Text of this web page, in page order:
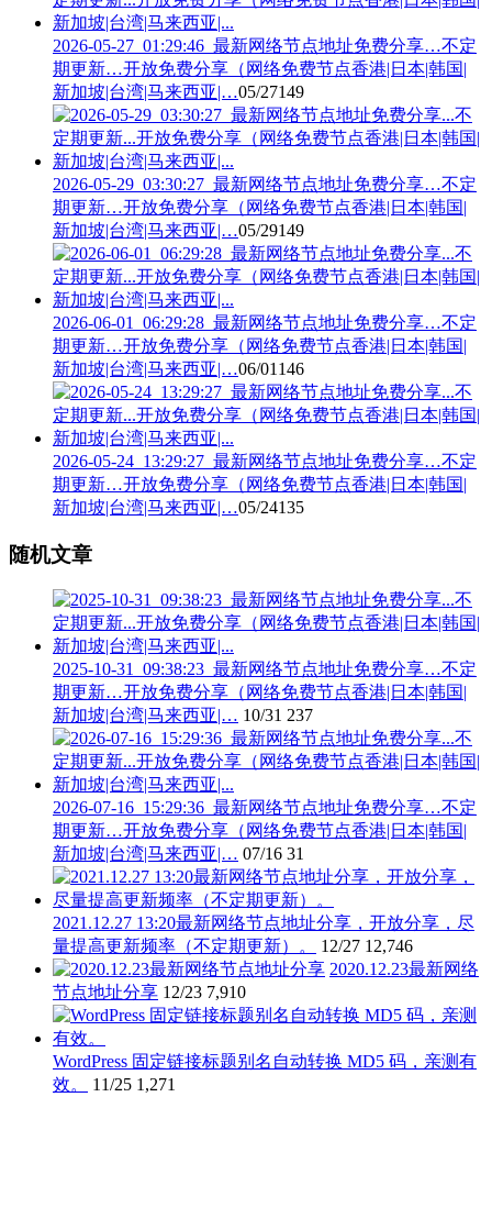
2026-05-27_01:29:46_最新网络节点地址免费分享…不定
期更新…开放免费分享（网络免费节点香港|日本|韩国|
新加坡|台湾|马来西亚|…05/27149
2026-05-29_03:30:27_最新网络节点地址免费分享…不定
期更新…开放免费分享（网络免费节点香港|日本|韩国|
新加坡|台湾|马来西亚|…05/29149
2026-06-01_06:29:28_最新网络节点地址免费分享…不定
期更新…开放免费分享（网络免费节点香港|日本|韩国|
新加坡|台湾|马来西亚|…06/01 146
2026-05-24_13:29:27_最新网络节点地址免费分享…不定
期更新…开放免费分享（网络免费节点香港|日本|韩国|
新加坡|台湾|马来西亚|…05/24135
随机文章
2025-10-31_09:38:23_最新网络节点地址免费分享…不定
期更新…开放免费分享（网络免费节点香港|日本|韩国|
新加坡|台湾|马来西亚|… 10/31 237
2026-07-16_15:29:36_最新网络节点地址免费分享…不定
期更新…开放免费分享（网络免费节点香港|日本|韩国|
新加坡|台湾|马来西亚|… 07/16 31
2021.12.27 13:20最新网络节点地址分享，开放分享，尽
量提高更新频率（不定期更新）。
12/27 12,746
2020.12.23最新网络
节点地址分享 12/23 7,910
WordPress 固定链接标题别名自动转换 MD5 码，亲测有
效。
11/25 1,271